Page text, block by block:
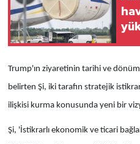
Trump'ın ziyaretinin tarihi ve
belirten Şi, iki tarafın stratejik
ilişkisi kurma konusunda yeni bir
Şi, 'İstikrarlı ekonomik ve ticari